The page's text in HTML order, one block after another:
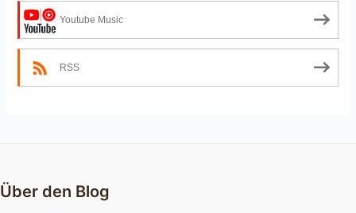
Youtube Music
RSS
Über den Blog